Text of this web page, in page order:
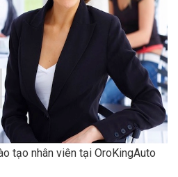
tạo nhân viên tại OroKingAuto